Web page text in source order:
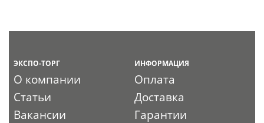
ЭКСПО-ТОРГ
О компании
Статьи
Вакансии
ИНФОРМАЦИЯ
Оплата
Доставка
Гарантии